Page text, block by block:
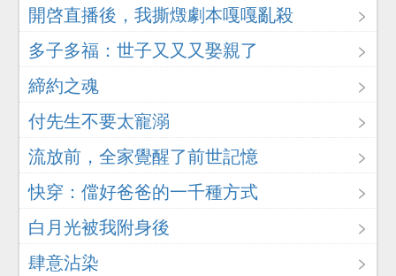
開啓直播後，我撕燬劇本嘎嘎亂殺
多子多福：世子又又又娶親了
締約之魂
付先生不要太寵溺
流放前，全家覺醒了前世記憶
快穿：儅好爸爸的一千種方式
白月光被我附身後
肆意沾染